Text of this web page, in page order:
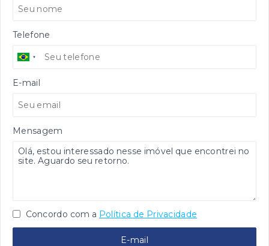
Telefone
E-mail
Mensagem
Concordo com a Política de Privacidade
E-mail